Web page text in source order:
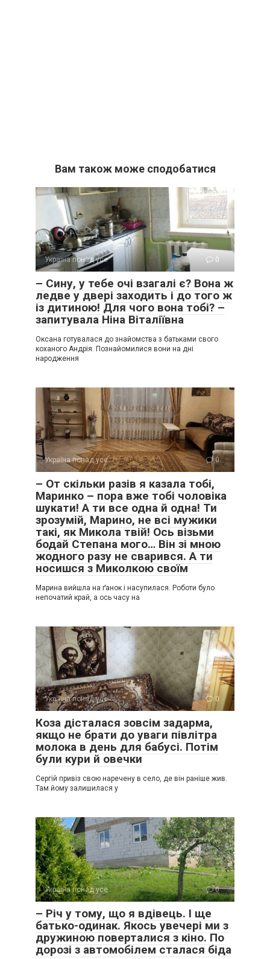
Вам також може сподобатися
Україна понад усе 0
– Сину, у тебе очі взагалі є? Вона ж
ледве у двері заходить і до того ж
із дитиною! Для чого вона тобі? –
запитувала Ніна Віталіївна
Оксана готувалася до знайомства з батьками свого
коханого Андрія. Познайомилися вони на дні
народження
Україна понад усе 0
– От скільки разів я казала тобі,
Маринко – пора вже тобі чоловіка
шукати! А ти все одна й одна! Ти
зрозумій, Марино, не всі мужики
такі, як Микола твій! Ось візьми
бодай Степана мого… Він зі мною
жодного разу не сварився. А ти
носишся з Миколкою своїм
Марина вийшла на ґанок і насупилася. Роботи було
непочатий край, а ось часу на
Україна понад усе 0
Коза дісталася зовсім задарма,
якщо не брати до уваги півлітра
молока в день для бабусі. Потім
були кури й овечки
Сергій привіз свою наречену в село, де він раніше жив.
Там йому залишилася у
Україна понад усе 0
– Річ у тому, що я вдівець. І ще
батько-одинак. Якось увечері ми з
дружиною поверталися з кіно. По
дорозі з автомобілем сталася біда